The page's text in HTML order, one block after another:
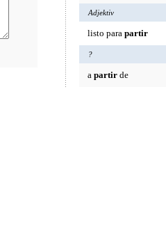
Adjektiv
listo parapartir
?
apartir de